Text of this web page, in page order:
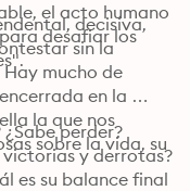
el acto humano
desafiar los
decisiva,
sin la
mucho de
en la
la que nos
sobre la vida, su
perder?
y derrotas?
es su balance final